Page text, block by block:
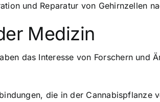
und Reparatur von Gehirnzellen
Medizin
das Interesse von Forschern
die in der